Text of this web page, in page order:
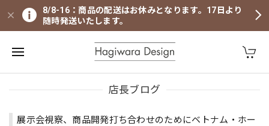
8/8-16：商品の配送はお休みとなります。17日より
随時発送いたします。
店長ブログ
展示会視察、商品開発打ち合わせのためにベトナム・ホー